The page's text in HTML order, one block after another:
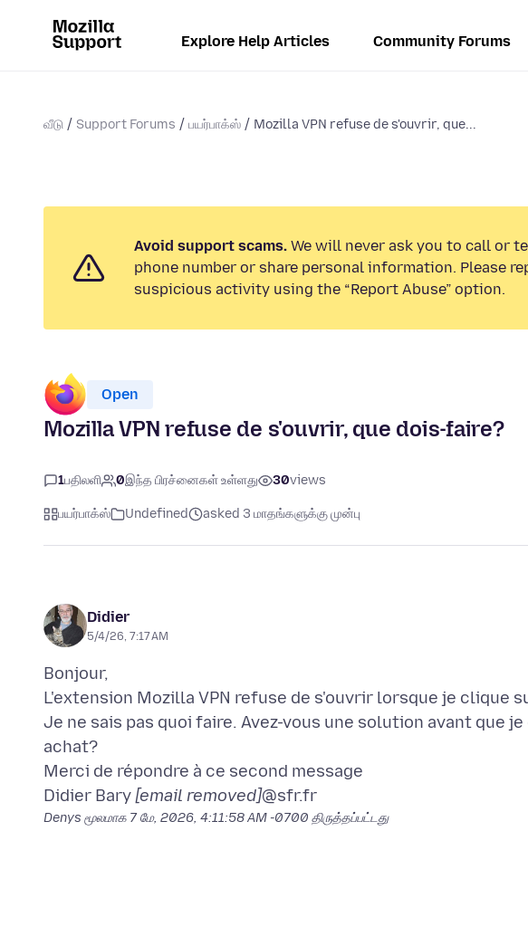
Explore Help Articles Community Forums
வீடு Support Forums பயர்பாக்ஸ் Mozilla VPN refuse de s'ouvrir, que...
Avoid support scams. We will never ask you to call or
phone number or share personal information. Please
suspicious activity using the “Report Abuse” option.
Open
Mozilla VPN refuse de s'ouvrir, que dois-faire?
1பதிலளி 0இந்த பிரச்னைகள் உள்ளது 30views
பயர்பாக்ஸ் Undefined asked 3 மாதங்களுக்கு முன்பு
Didier
5/4/26, 7:17 AM
Bonjour,
L'extension Mozilla VPN refuse de s'ouvrir lorsque je clique
Je ne sais pas quoi faire. Avez-vous une solution avant que
achat?
Merci de répondre à ce second message
Didier Bary[email removed]
Denys மூலமாக 7 மே, 2026, 4:11:58 AM -0700 திருத்தப்பட்டது